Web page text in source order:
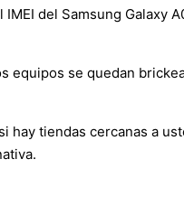
del Samsung Galaxy
equipos se quedan
tiendas cercanas a